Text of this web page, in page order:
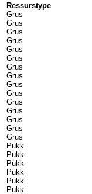
Ressurstype
Grus
Grus
Grus
Grus
Grus
Grus
Grus
Grus
Grus
Grus
Grus
Grus
Grus
Grus
Grus
Pukk
Pukk
Pukk
Pukk
Pukk
Pukk